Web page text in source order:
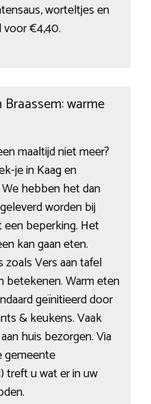
worteltjes en
voor €4,40.
warme
maaltijd niet meer?
je in Kaag en
hebben het dan
worden bij
beperking. Het
kan gaan eten.
zoals Vers aan tafel
betekenen. Warm eten
geïnitieerd door
& keukens. Vaak
huis bezorgen. Via
gemeente
treft u wat er in uw